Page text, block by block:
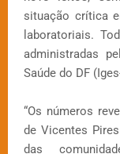
situação crítica
laboratoriais.
administradas
Saúde do DF
“Os números
de Vicentes
das